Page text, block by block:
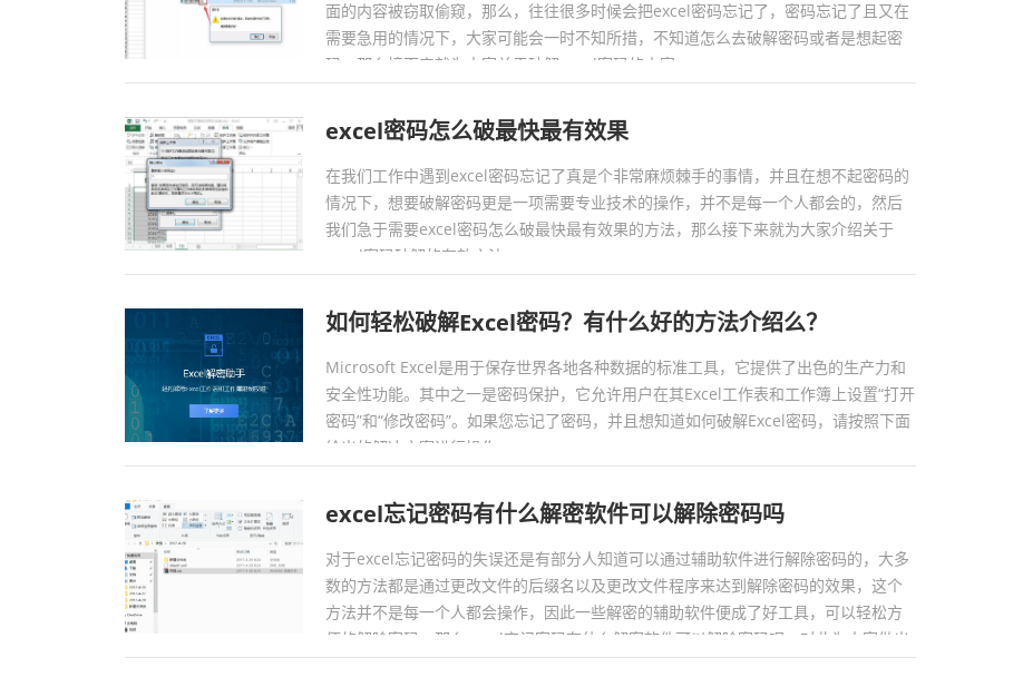
面的内容被窃取偷窥，那么，往往很多时候会把excel密码忘记了，密码忘记了且又在
需要急用的情况下，大家可能会一时不知所措，不知道怎么去破解密码或者是想起密
码，那么接下来就为大家关于破解excel密码的内容。...
excel密码怎么破最快最有效果
在我们工作中遇到excel密码忘记了真是个非常麻烦棘手的事情，并且在想不起密码的
情况下，想要破解密码更是一项需要专业技术的操作，并不是每一个人都会的，然后
我们急于需要excel密码怎么破最快最有效果的方法，那么接下来就为大家介绍关于
excel密码破解的有效方法。...
如何轻松破解Excel密码？有什么好的方法介绍么？
Microsoft Excel是用于保存世界各地各种数据的标准工具，它提供了出色的生产力和
安全性功能。其中之一是密码保护，它允许用户在其Excel工作表和工作簿上设置“打开
密码”和“修改密码”。如果您忘记了密码，并且想知道如何破解Excel密码，请按照下面
给出的解决方案进行操作。...
excel忘记密码有什么解密软件可以解除密码吗
对于excel忘记密码的失误还是有部分人知道可以通过辅助软件进行解除密码的，大多
数的方法都是通过更改文件的后缀名以及更改文件程序来达到解除密码的效果，这个
方法并不是每一个人都会操作，因此一些解密的辅助软件便成了好工具，可以轻松方
便的解除密码，那么excel忘记密码有什么解密软件可以解除密码呢，对此为大家做出
以下介绍。...